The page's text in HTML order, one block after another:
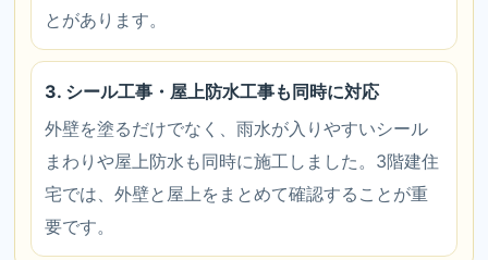
とがあります。
3. シール工事・屋上防水工事も同時に対応
外壁を塗るだけでなく、雨水が入りやすいシール
まわりや屋上防水も同時に施工しました。3階建住
宅では、外壁と屋上をまとめて確認することが重
要です。